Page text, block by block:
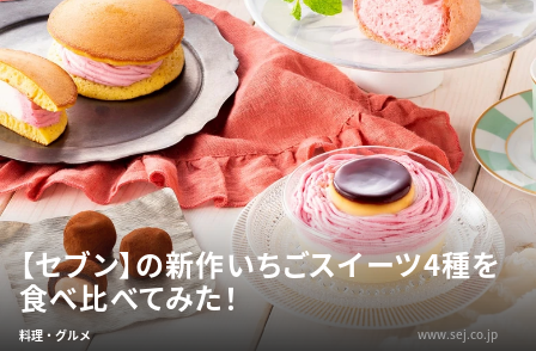
【セブン】の新作いちごスイーツ4種を
食べ比べてみた！
料理・グルメ www.sej.co.jp